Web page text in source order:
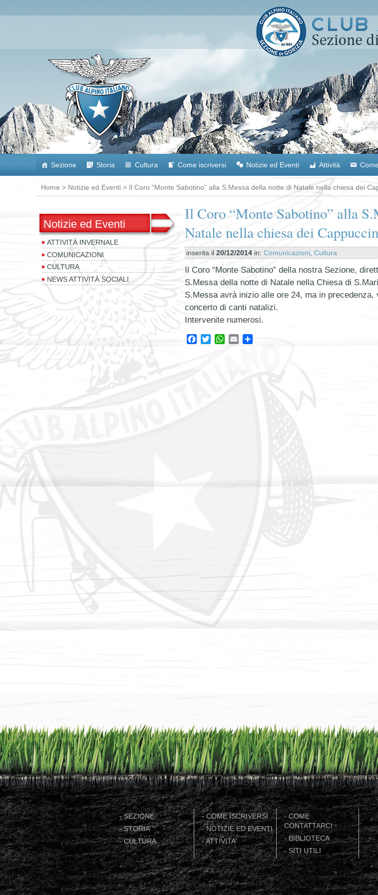
Sezione Storia Cultura Come iscriversi Notizie ed Eventi Attività
Home > Notizie ed Eventi > Il Coro “Monte Sabotino” alla S.Messa della notte di Natale nella chiesa dei
Notizie ed Eventi
ATTIVITÀ INVERNALE
COMUNICAZIONI
CULTURA
NEWS ATTIVITÀ SOCIALI
Il Coro “Monte Sabotino” alla
Natale nella chiesa dei
inserita il 20/12/2014 in: Comunicazioni Cultura
Il Coro “Monte Sabotino” della nostra Sezione,
S.Messa della notte di Natale nella Chiesa di
S.Messa avrà inizio alle ore 24, ma in
concerto di canti natalizi.
Intervenite numerosi.
Facebook
TwitterWhatsApp
Email
-SEZIONE
-STORIA
-CULTURA
- COME ISCRIVERSI
-NOTIZIE ED EVENTI
-ATTIVITA'
-COME
CONTATTARCI
-BIBLIOTECA
- SITI UTILI